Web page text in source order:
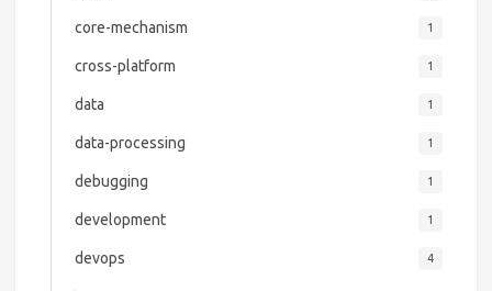
core-mechanism 1
cross-platform 1
data 1
data-processing 1
debugging 1
development 1
devops 4